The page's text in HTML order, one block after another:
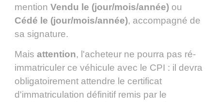
mention Vendu le (jour/mois/année) ou
Cédé le (jour/mois/année), accompagné de
sa signature.
Mais attention, l'acheteur ne pourra pas ré-
immatriculer ce véhicule avec le CPI : il devra
obligatoirement attendre le certificat
d'immatriculation définitif remis par le